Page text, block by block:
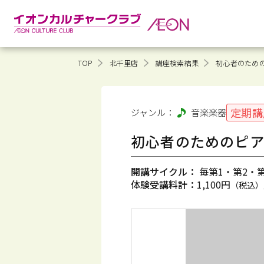
TOP 北千里店 講座検索結果 初心者のため
ジャンル： 音楽楽器 定期
初心者のためのピ
開講サイクル： 毎第1・第2・
体験受講料計： 1,100円 （税込